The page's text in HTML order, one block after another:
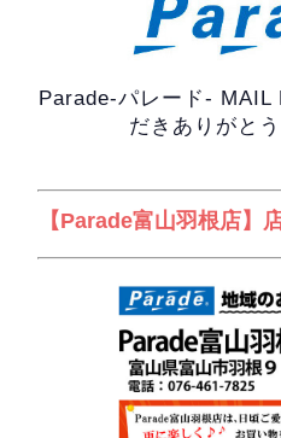
Parade-パレード- MAIL
だきありがと
【Parade富山羽根店】